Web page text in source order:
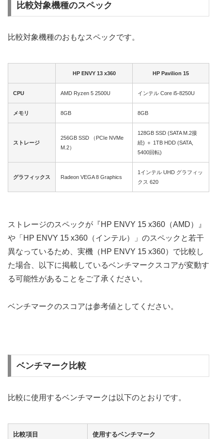
比較対象機種のスペック
比較対象機種のおもなスペックです。
HP ENVY 13 x360 HP Pavilion 15
CPU AMD Ryzen 5 2500U インテル Core i5-8250U
メモリ 8GB 8GB
ストレージ
256GB SSD （PCIe NVMe
M.2）
128GB SSD (SATA M.2接
続) ＋ 1TB HDD (SATA,
5400回転)
グラフィックス Radeon VEGA 8 Graphics
1インテル UHD グラフィッ
クス 620
ストレージのスペックが『HP ENVY 15 x360（AMD）』
や「HP ENVY 15 x360（インテル）」のスペックと若干
異なっているため、実機（HP ENVY 15 x360）で比較し
た場合、以下に掲載しているベンチマークスコアが変動す
る可能性があることをご了承ください。
ベンチマークのスコアは参考値としてください。
ベンチマーク比較
比較に使用するベンチマークは以下のとおりです。
比較項目 使用するベンチマーク